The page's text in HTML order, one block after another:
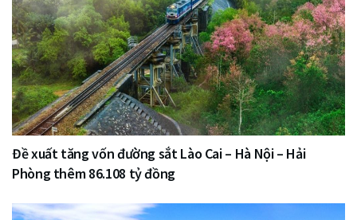
Đề xuất tăng vốn đường sắt Lào Cai – Hà Nội – Hải
Phòng thêm 86.108 tỷ đồng